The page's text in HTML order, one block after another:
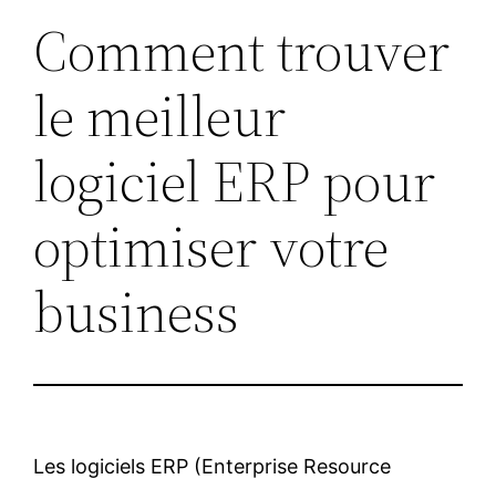
Comment trouver
le meilleur
logiciel ERP pour
optimiser votre
business
Les logiciels ERP (Enterprise Resource